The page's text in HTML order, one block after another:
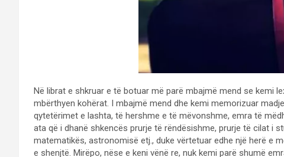
Në librat e shkruar e të botuar më parë mbajmë mend se kemi
mbërthyen kohërat. I mbajmë mend dhe kemi memorizuar
qytetërimet e lashta, të hershme e të mëvonshme, emra të
ata që i dhanë shkencës prurje të rëndësishme, prurje të cilat i
matematikës, astronomisë etj., duke vërtetuar edhe një herë e
e shenjtë. Mirëpo, nëse e keni vënë re, nuk kemi parë shumë